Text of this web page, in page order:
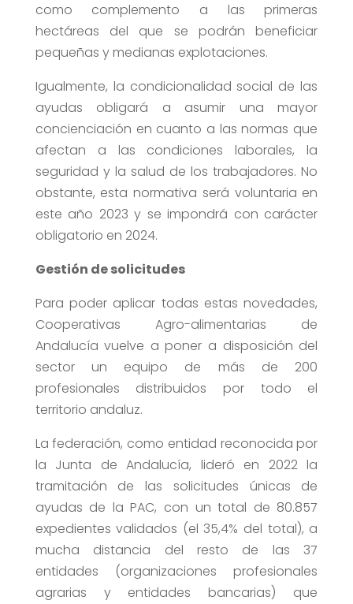
como complemento a las primeras
hectáreas del que se podrán beneficiar
pequeñas y medianas explotaciones.
Igualmente, la condicionalidad social de las
ayudas obligará a asumir una mayor
concienciación en cuanto a las normas que
afectan a las condiciones laborales, la
seguridad y la salud de los trabajadores. No
obstante, esta normativa será voluntaria en
este año 2023 y se impondrá con carácter
obligatorio en 2024.
Gestión de solicitudes
Para poder aplicar todas estas novedades,
Cooperativas Agro-alimentarias de
Andalucía vuelve a poner a disposición del
sector un equipo de más de 200
profesionales distribuidos por todo el
territorio andaluz.
La federación, como entidad reconocida por
la Junta de Andalucía, lideró en 2022 la
tramitación de las solicitudes únicas de
ayudas de la PAC, con un total de 80.857
expedientes validados (el 35,4% del total), a
mucha distancia del resto de las 37
entidades (organizaciones profesionales
agrarias y entidades bancarias) que